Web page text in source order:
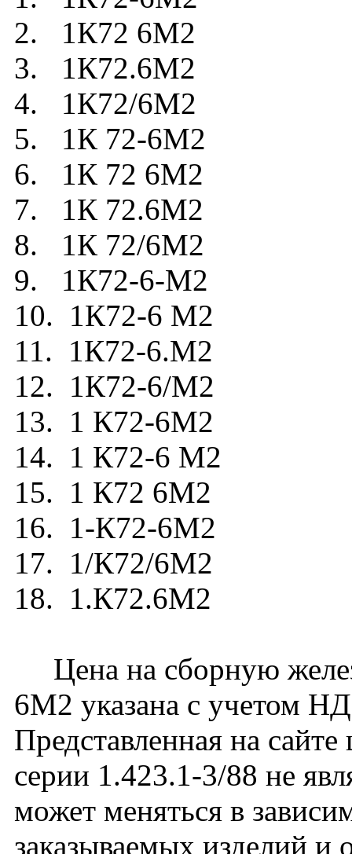
2. 1К72 6М2
3. 1К72.6М2
4. 1К72/6М2
5. 1К 72-6М2
6. 1К 72 6М2
7. 1К 72.6М2
8. 1К 72/6М2
9. 1К72-6-М2
10. 1К72-6 М2
11. 1К72-6.М2
12. 1К72-6/М2
13. 1 К72-6М2
14. 1 К72-6 М2
15. 1 К72 6М2
16. 1-К72-6М2
17. 1/К72/6М2
18. 1.К72.6М2
Цена на сборную
6М2 указана с учетом
Представленная на
серии 1.423.1-3/88 не
может меняться в
заказываемых изделий и